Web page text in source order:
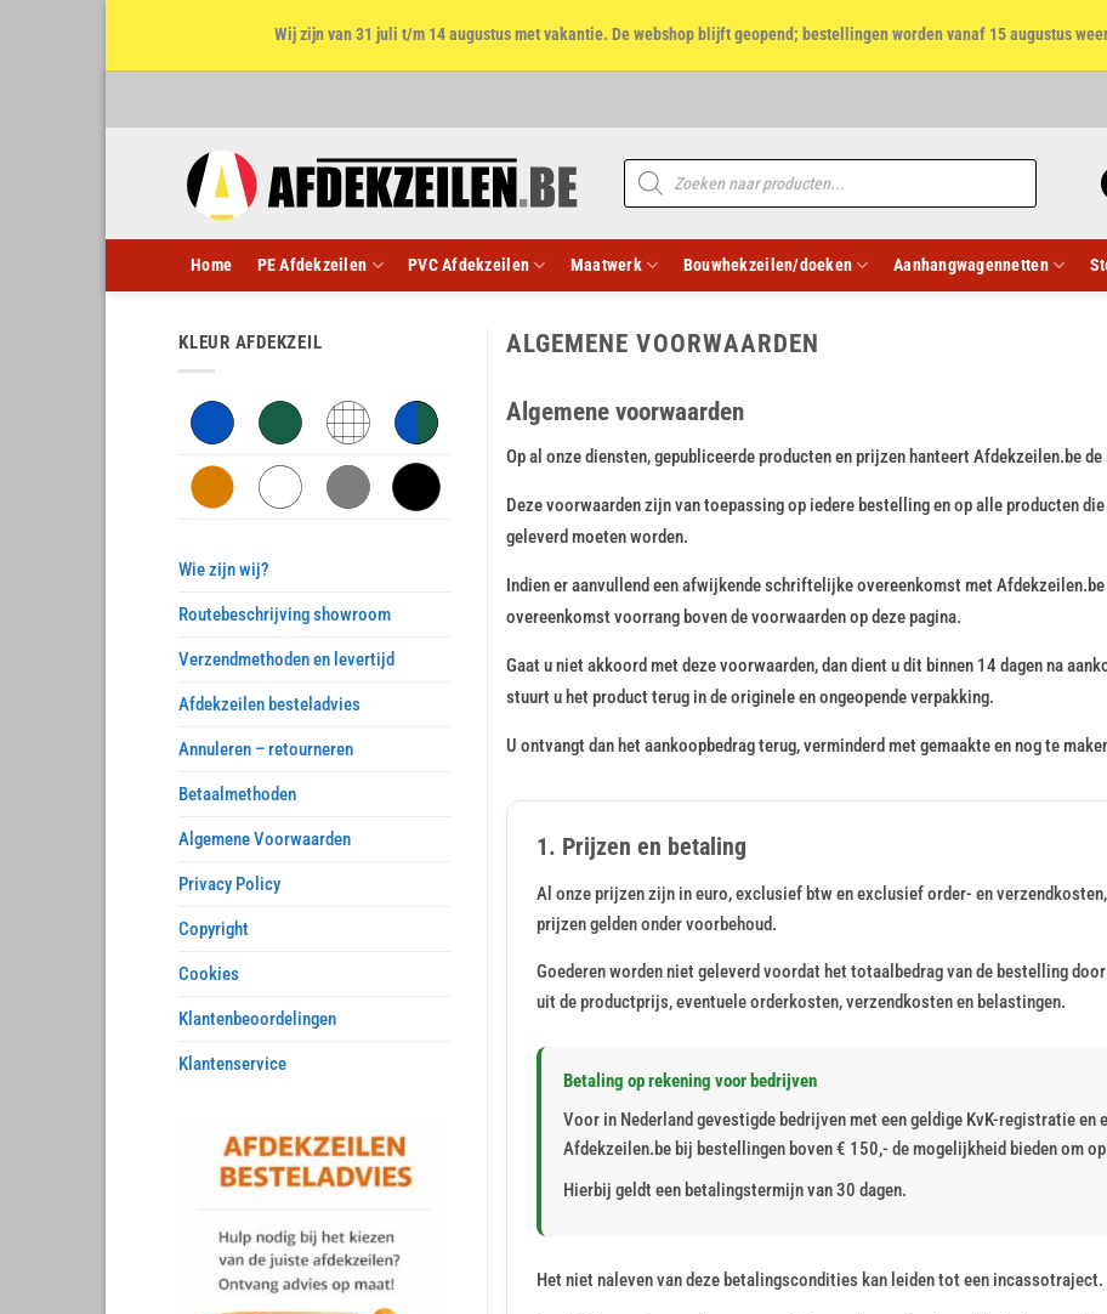
Wij zijn van 31 juli t/m 14 augustus met vakantie. De webshop blijft geopend; bestellingen worden vanaf 15 augustus
Producten
zoeken
Home PE Afdekzeilen PVC Afdekzeilen Maatwerk Bouwhekzeilen/doeken Aanhangwagennetten
ALGEMENE VOORWAARDEN
Algemene voorwaarden
Op al onze diensten, gepubliceerde producten en prijzen hanteert Afdekzeilen.be
Deze voorwaarden zijn van toepassing op iedere bestelling en op alle producten
geleverd moeten worden.
Indien er aanvullend een afwijkende schriftelijke overeenkomst met
overeenkomst voorrang boven de voorwaarden op deze pagina.
Gaat u niet akkoord met deze voorwaarden, dan dient u dit binnen 14 dagen na
stuurt u het product terug in de originele en ongeopende verpakking.
U ontvangt dan het aankoopbedrag terug, verminderd met gemaakte en nog te
1. Prijzen en betaling
Al onze prijzen zijn in euro, exclusief btw en exclusief order- en
prijzen gelden onder voorbehoud.
Goederen worden niet geleverd voordat het totaalbedrag van de bestelling
uit de productprijs, eventuele orderkosten, verzendkosten en belastingen.
Betaling op rekening voor bedrijven
Voor in Nederland gevestigde bedrijven met een geldige KvK-registratie en
Afdekzeilen.be bij bestellingen boven € 150,- de mogelijkheid bieden om
Hierbij geldt een betalingstermijn van 30 dagen.
Het niet naleven van deze betalingscondities kan leiden tot een incassotraject.
KLEUR AFDEKZEIL
Wie zijn wij?
Routebeschrijving showroom
Verzendmethoden en levertijd
Afdekzeilen besteladvies
Annuleren – retourneren
Betaalmethoden
Algemene Voorwaarden
Privacy Policy
Copyright
Cookies
Klantenbeoordelingen
Klantenservice